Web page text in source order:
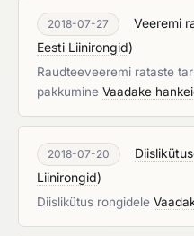
2018-07-27 Veeremi
Eesti Liinirongid)
Raudteeveeremi rataste
pakkumine Vaadake
2018-07-20
Liinirongid)
Diislikütus rongidele